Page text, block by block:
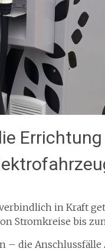
verbindlich in Kraft
Stromkreise bis
die Anschlussfälle